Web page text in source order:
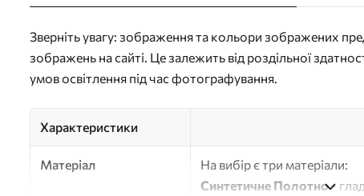
Зверніть увагу: зображення та кольори зображених
зображень на сайті. Це залежить від роздільної
умов освітлення під час фотографування.
Характеристики
Матеріал
На вибір є три матеріали:
Синтетичне Полотно-